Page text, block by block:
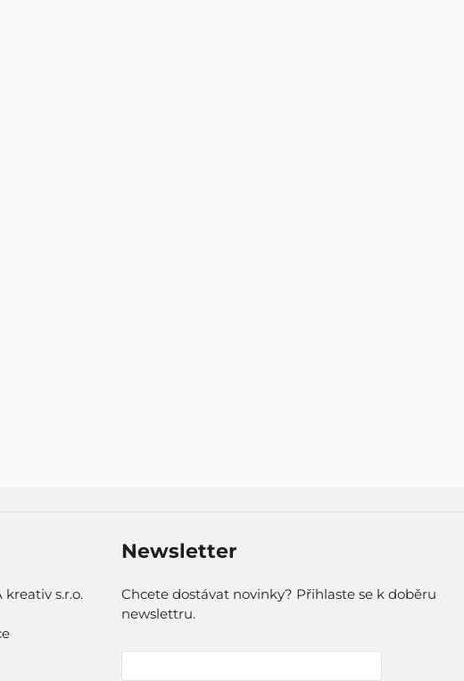
kreativ s.r.o.
Newsletter
Chcete dostávat novinky? Přihlaste se k doběru
newslettru.